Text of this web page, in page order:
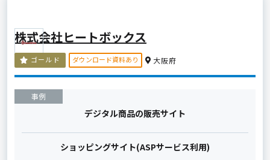
株式会社ヒートボックス
ゴールド ダウンロード資料あり 大阪府
事例
デジタル商品の販売サイト
ショッピングサイト(ASPサービス利用)